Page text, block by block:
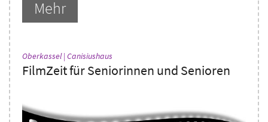
Mehr
Oberkassel | Canisiushaus
FilmZeit für Seniorinnen und Senioren